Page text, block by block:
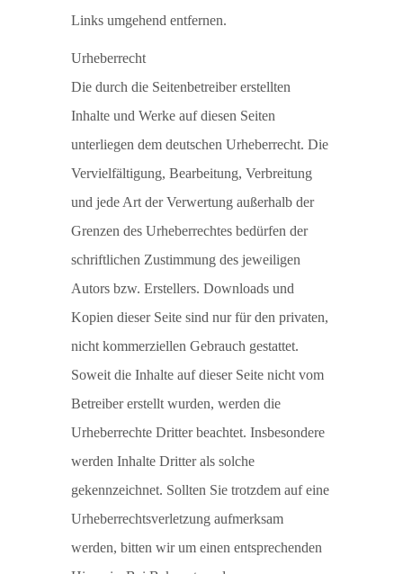
Links umgehend entfernen.
Urheberrecht
Die durch die Seitenbetreiber erstellten
Inhalte und Werke auf diesen Seiten
unterliegen dem deutschen Urheberrecht. Die
Vervielfältigung, Bearbeitung, Verbreitung
und jede Art der Verwertung außerhalb der
Grenzen des Urheberrechtes bedürfen der
schriftlichen Zustimmung des jeweiligen
Autors bzw. Erstellers. Downloads und
Kopien dieser Seite sind nur für den privaten,
nicht kommerziellen Gebrauch gestattet.
Soweit die Inhalte auf dieser Seite nicht vom
Betreiber erstellt wurden, werden die
Urheberrechte Dritter beachtet. Insbesondere
werden Inhalte Dritter als solche
gekennzeichnet. Sollten Sie trotzdem auf eine
Urheberrechtsverletzung aufmerksam
werden, bitten wir um einen entsprechenden